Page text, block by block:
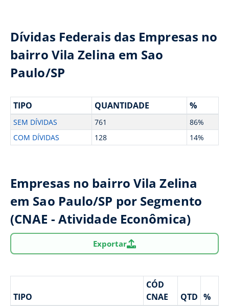
Dívidas Federais das Empresas no
bairro Vila Zelina em Sao
Paulo/SP
TIPO QUANTIDADE %
SEM DÍVIDAS 761
86%
COM DÍVIDAS
128 14%
Empresas no bairro Vila Zelina
em Sao Paulo/SP por Segmento
(CNAE - Atividade Econômica)
Exportar
TIPO
CÓD
CNAE
QTD %